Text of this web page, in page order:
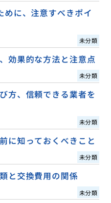
めに、注意すべきポイ
未分類
効果的な方法と注意点
未分類
方、信頼できる業者を
未分類
に知っておくべきこと
未分類
と交換費用の関係
未分類